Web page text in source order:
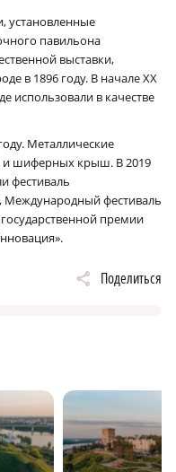
установленные
павильона
выставки,
в 1896 году. В начале XX
использовали в качестве
Металлические
и шиферных крыш. В 2019
фестиваль
Международный фестиваль
государственной премии
Поделиться